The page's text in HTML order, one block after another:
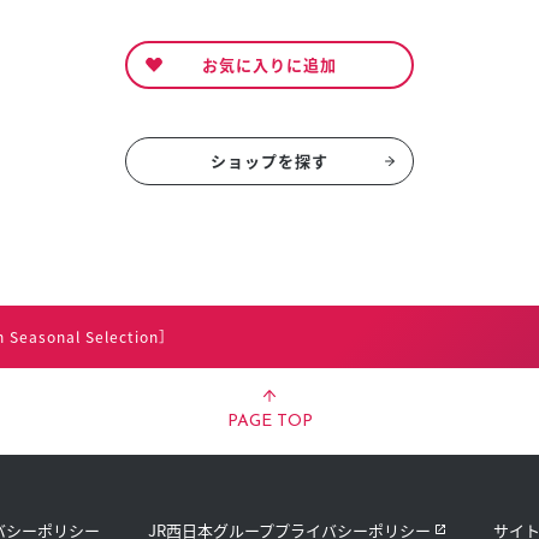
お気に入りに追加
ショップを探す
Seasonal Selection］
PAGE TOP
シーポリシー JR西日本グループプライバシーポリシー サイ